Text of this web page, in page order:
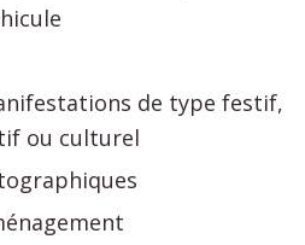
de type festif,
ou culturel